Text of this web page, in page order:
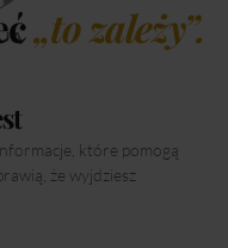
„to zależy”.
które pomogą
że wyjdziesz